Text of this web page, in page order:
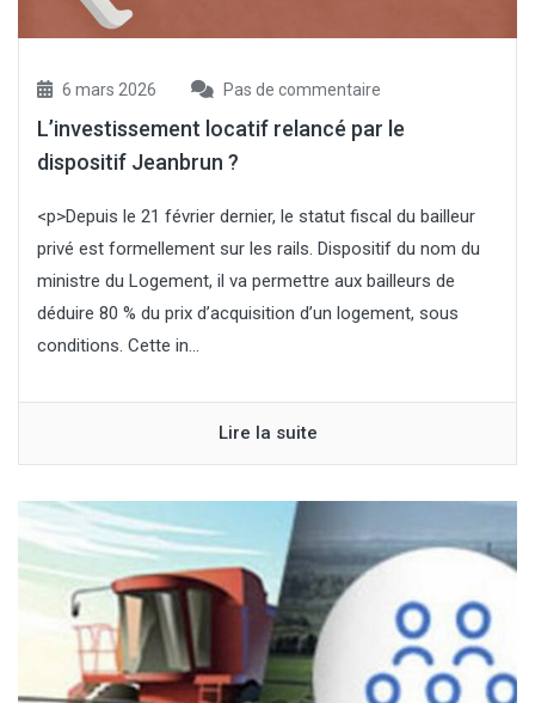
6 mars 2026 Pas de commentaire
L’investissement locatif relancé par le
dispositif Jeanbrun ?
<p>Depuis le 21 février dernier, le statut fiscal du bailleur
privé est formellement sur les rails. Dispositif du nom du
ministre du Logement, il va permettre aux bailleurs de
déduire 80 % du prix d’acquisition d’un logement, sous
conditions. Cette in...
Lire la suite